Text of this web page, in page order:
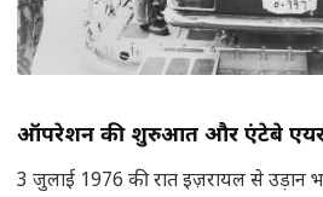
ऑपरेशन की शुरुआत और एंटेबे
3 जुलाई 1976 की रात इज़रायल से उड़ान